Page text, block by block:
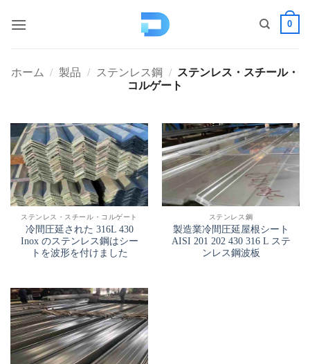
0
ホーム / 製品 / ステンレス鋼 /
ステンレス・スチール・
コルゲート
ステンレス・スチール・コルゲート
冷間圧延された 316L 430
Inox のステンレス鋼はシー
トを波形を付けました
ステンレス鋼
製造業冷間圧延屋根シート
AISI 201 202 430 316 L ステ
ンレス鋼波板